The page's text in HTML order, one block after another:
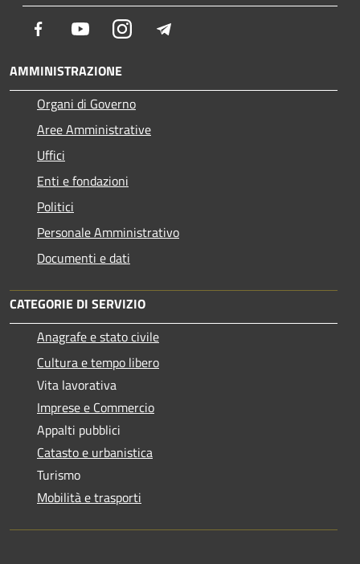
Facebook YoutubeInstagram
AMMINISTRAZIONE
Organi di Governo
Aree Amministrative
Uffici
Enti e fondazioni
Politici
Personale Amministrativo
Documenti e dati
CATEGORIE DI SERVIZIO
Anagrafe e stato civile
Cultura e tempo libero
Vita lavorativa
Imprese e Commercio
Appalti pubblici
Catasto e urbanistica
Turismo
Mobilità e trasporti